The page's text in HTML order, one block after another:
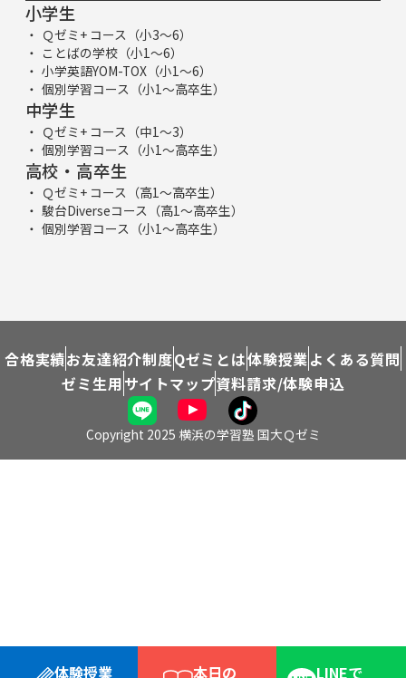
小学生
Ｑゼミ+ コース（小3～6）
ことばの学校（小1～6）
小学英語YOM-TOX（小1～6）
個別学習コース（小1～高卒生）
中学生
Ｑゼミ+ コース（中1～3）
個別学習コース（小1～高卒生）
高校・高卒生
Ｑゼミ+ コース（高1～高卒生）
駿台Diverseコース（高1～高卒生）
個別学習コース（小1～高卒生）
合格実績お友達紹介制度Qゼミとは体験授業よくある質問
ゼミ生用サイトマップ資料請求/体験申込
Copyright 2025 横浜の学習塾 国大Ｑゼミ
体験授業 本日の LINEで